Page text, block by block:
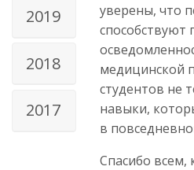
2019
2018
2017
уверены, что
медицинской
студентов не
навыки,
в
Спасибо всем,